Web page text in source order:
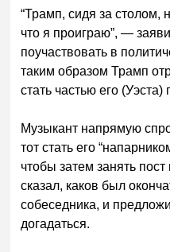
“Трамп, сидя за столом,
что я проиграю”, —
поучаствовать в
таким образом Трамп
стать частью его
Музыкант напрямую
тот стать его
чтобы затем занять
сказал, каков был
собеседника, и
догадаться.